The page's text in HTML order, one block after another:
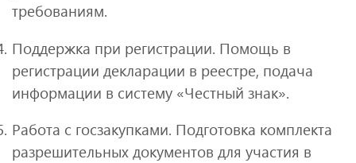
требованиям.
Поддержка при регистрации. Помощь в
регистрации декларации в реестре, подача
информации в систему «Честный знак».
Работа с госзакупками. Подготовка комплекта
разрешительных документов для участия в